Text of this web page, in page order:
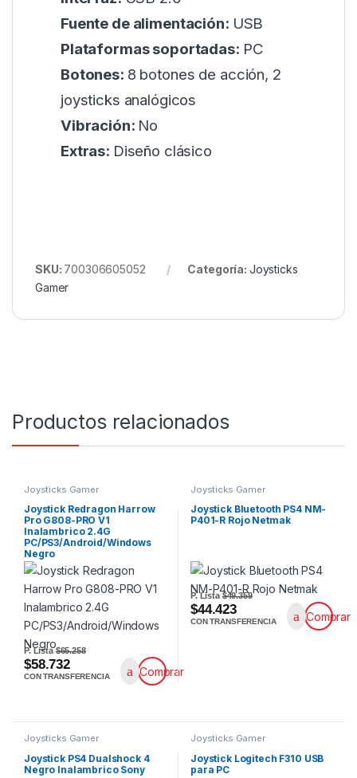
Fuente de alimentación: USB
Plataformas soportadas: PC
Botones: 8 botones de acción, 2
joysticks analógicos
Vibración: No
Extras: Diseño clásico
SKU: 700306605052 Categoría: Joysticks
Gamer
Productos relacionados
Joysticks Gamer
Joystick Redragon Harrow
Pro G808-PRO V1
Inalambrico 2.4G
PC/PS3/Android/Windows
Negro
P. Lista$65.258
$58.732
CON TRANSFERENCIA Comprar
Joysticks Gamer
Joystick Bluetooth PS4 NM-
P401-R Rojo Netmak
P. Lista$49.359
$44.423
CON TRANSFERENCIA Comprar
Joysticks Gamer
Joystick PS4 Dualshock 4
Negro Inalambrico Sony
Joysticks Gamer
Joystick Logitech F310 USB
para PC